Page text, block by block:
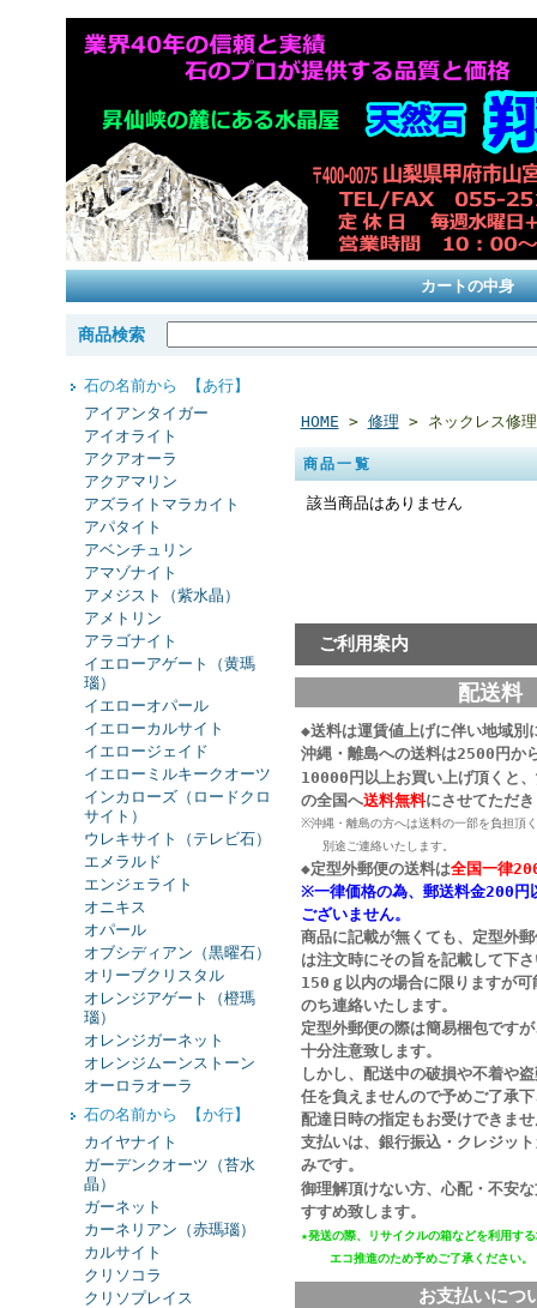
カートの中身
商品検索
石の名前から 【あ行】
アイアンタイガー
アイオライト
アクアオーラ
アクアマリン
アズライトマラカイト
アパタイト
アベンチュリン
アマゾナイト
アメジスト（紫水晶）
アメトリン
アラゴナイト
イエローアゲート（黄瑪
瑙）
イエローオパール
イエローカルサイト
イエロージェイド
イエローミルキークオーツ
インカローズ（ロードクロ
サイト）
ウレキサイト（テレビ石）
エメラルド
エンジェライト
オニキス
オパール
オブシディアン（黒曜石）
オリーブクリスタル
オレンジアゲート（橙瑪
瑙）
オレンジガーネット
オレンジムーンストーン
オーロラオーラ
石の名前から 【か行】
カイヤナイト
ガーデンクオーツ（苔水
晶）
ガーネット
カーネリアン（赤瑪瑙）
カルサイト
クリソコラ
クリソプレイス
HOME > 修理 > ネックレス修
商品一覧
該当商品はありません
ご利用案内
配送料
◆送料は運賃値上げに伴い地域別
沖縄・離島への送料は2500円か
10000円以上お買い上げ頂くと
の全国へ送料無料にさせてただ
※沖縄・離島の方へは送料の一部を負担頂
別途ご連絡いたします。
◆定型外郵便の送料は全国一律
※一律価格の為、郵送料金200円
ございません。
商品に記載が無くても、定型外
は注文時にその旨を記載して下
150ｇ以内の場合に限りますが
のち連絡いたします。
定型外郵便の際は簡易梱包です
十分注意致します。
しかし、配送中の破損や不着や
任を負えませんので予めご了承
配達日時の指定もお受けできま
支払いは、銀行振込・クレジッ
みです。
御理解頂けない方、心配・不安
すすめ致します。
★発送の際、リサイクルの箱などを利用す
エコ推進のため予めご了承ください。
お支払いにつ